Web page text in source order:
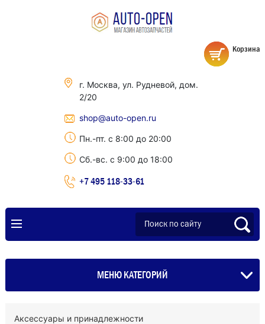
г. Москва, ул. Рудневой, дом.
2/20
shop@auto-open.ru
Пн.-пт. с 8:00 до 20:00
Сб.-вс. с 9:00 до 18:00
+7 495 118-33-61
Корзина
МЕНЮ КАТЕГОРИЙ
Аксессуары и принадлежности